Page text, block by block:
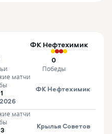
ФК Нефтехимик
0
Победы
матчи
1
ФК Нефтехимик
матчи
3
Крылья Советов